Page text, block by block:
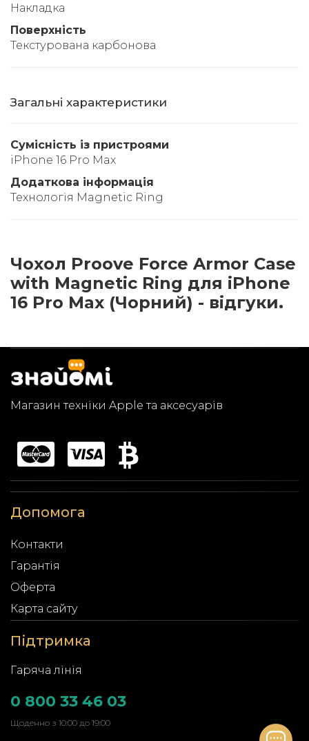
Накладка
Поверхність
Текстурована карбонова
Загальні характеристики
Сумісність із пристроями
iPhone 16 Pro Max
Додаткова інформація
Технологія Magnetic Ring
Чохол Proove Force Armor Case
with Magnetic Ring для iPhone
16 Pro Max (Чорний) - відгуки.
Магазин техніки Apple та аксесуарів
Допомога
Контакти
Гарантія
Оферта
Карта сайту
Підтримка
Гаряча лінія
0 800 33 46 03
Щоденно з 10:00 до 19:00